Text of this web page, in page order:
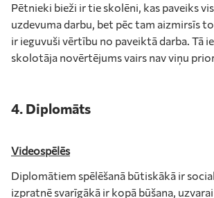
Pētnieki bieži ir tie skolēni, kas paveiks
uzdevuma darbu, bet pēc tam aizmirsīs
ir ieguvuši vērtību no paveiktā darba. Tā
skolotāja novērtējums vairs nav viņu
4. Diplomāts
Videospēlēs
Diplomātiem spēlēšanā būtiskākā ir
izpratnē svarīgākā ir kopā būšana,